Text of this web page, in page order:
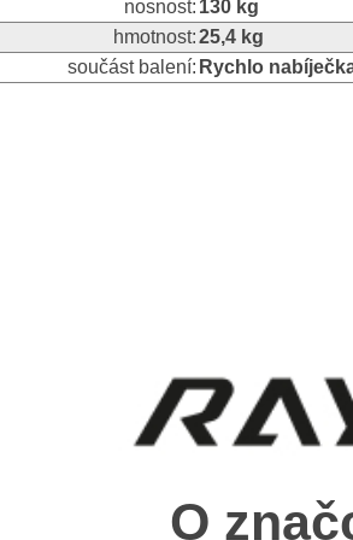
nosnost: 130 kg
hmotnost:25,4 kg
součást balení: Rychlo
O